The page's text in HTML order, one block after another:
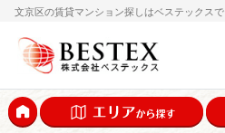
文京区の賃貸マンション探しはベステックスで